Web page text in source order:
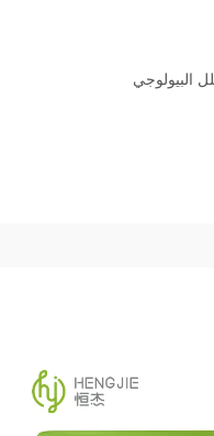
البيولوجي